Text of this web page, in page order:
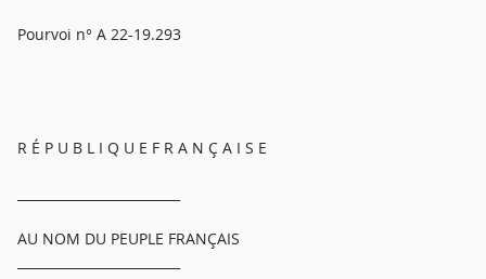
Pourvoi n° A 22-19.293
R É P U B L I Q U E F R A N Ç A I S E
AU NOM DU PEUPLE FRANÇAIS